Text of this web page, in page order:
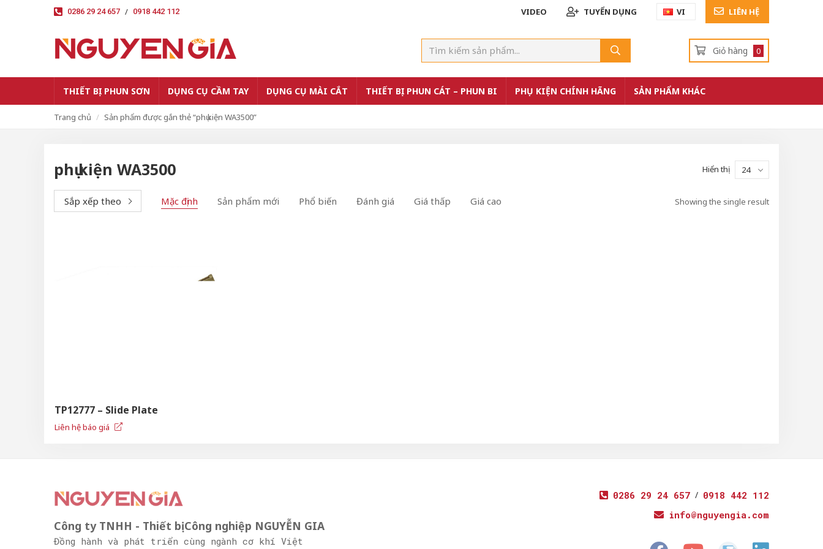
0286 29 24 657 / 0918 442 112 VIDEO TUYỂN DỤNG VI LIÊN HỆ
Giỏ hàng 0
THIẾT BỊ PHUN SƠN DỤNG CỤ CẦM TAY DỤNG CỤ MÀI CẮT THIẾT BỊ PHUN CÁT – PHUN BI PHỤ KIỆN CHÍNH HÃNG SẢN PHẨM KHÁC
Trang chủ Sản phẩm được gắn thẻ “phụ kiện WA3500”
phụ kiện WA3500 Hiển thị 24
Sắp xếp theo Mặc định Sản phẩm mới Phổ biến Đánh giá Giá thấp Giá cao Showing the single result
TP12777 – Slide Plate
Liên hệ báo giá
Công ty TNHH - Thiết bị Công nghiệp NGUYỄN GIA
Đồng hành và phát triển cùng ngành cơ khí Việt
0286 29 24 657 / 0918 442 112
info@nguyengia.com